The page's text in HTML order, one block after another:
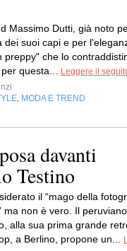
Massimo Dutti, già noto
dei suoi capi e per
preppy" che lo
questa...
Leggere il
MODA E TREND
davanti
Testino
il “mago della
ma non è vero. Il
alla sua prima grande
a Berlino, propone un...